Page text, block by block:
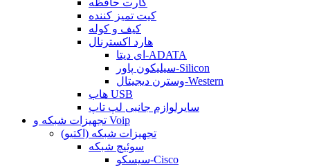
کارت حافظه
کیت تمیز کننده
کیف و کوله
هارد اکسترنال
ای دیتا-ADATA
سیلیکون پاور-Silicon
وسترن دیجیتال-Western
هاب USB
سایرلوازم جانبی لپ تاپ
تجهیزات شبکه و Voip
تجهیزات شبکه (اکتیو)
سوئیچ شبکه
سیسکو-Cisco